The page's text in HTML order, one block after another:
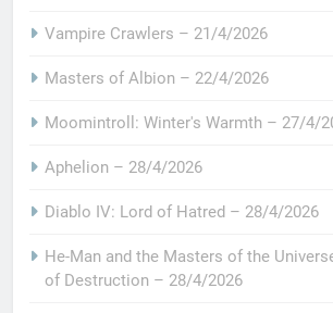
Vampire Crawlers – 21/4/2026
Masters of Albion – 22/4/2026
Moomintroll: Winter's Warmth – 27/4/
Aphelion – 28/4/2026
Diablo IV: Lord of Hatred – 28/4/2026
He-Man and the Masters of the
of Destruction – 28/4/2026